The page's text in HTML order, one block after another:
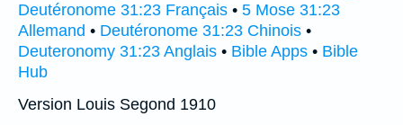
Deutéronome 31:23 Français • 5 Mose 31:23
Allemand • Deutéronome 31:23 Chinois •
Deuteronomy 31:23 Anglais • Bible Apps • Bible
Hub
Version Louis Segond 1910